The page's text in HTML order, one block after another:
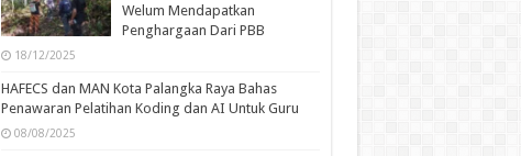
Welum Mendapatkan
Penghargaan Dari PBB
18/12/2025
HAFECS dan MAN Kota Palangka Raya Bahas
Penawaran Pelatihan Koding dan AI Untuk Guru
08/08/2025